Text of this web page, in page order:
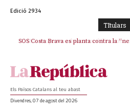
Edició 2934
TItulars
SOS Costa Brava es planta contra la
Els Països Catalans al teu abast
Divendres, 07 de agost del 2026